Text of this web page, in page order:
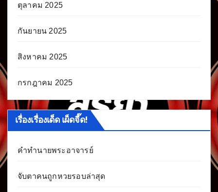
ตุลาคม 2025
กันยายน 2025
สิงหาคม 2025
กรกฎาคม 2025
เรื่องเรื่องเด็ด เผ็ดจี๊ด!
คำทำนายพระอาจารย์
จับตาคนถูกหวยรอบล่าสุด